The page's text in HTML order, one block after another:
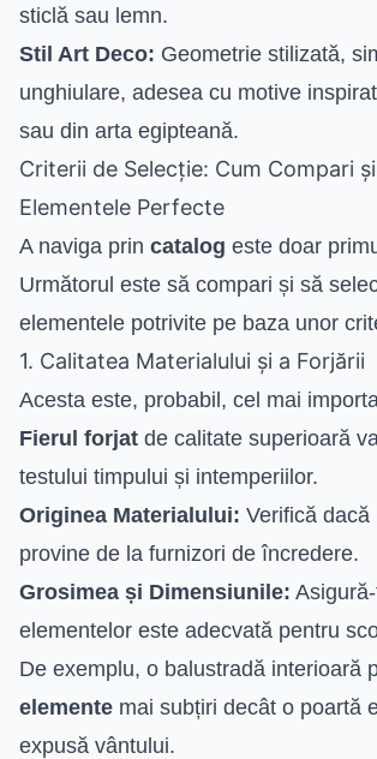
sticlă sau lemn.
Stil Art Deco: Geometrie stilizată,
unghiulare, adesea cu motive
sau din arta egipteană.
Criterii de Selecție: Cum Compari
Elementele Perfecte
A naviga prin catalog este doar
Următorul este să compari și să
elementele potrivite pe baza unor
1. Calitatea Materialului și a Forjării
Acesta este, probabil, cel mai
Fierul forjat de calitate superioară
testului timpului și intemperiilor.
Originea Materialului: Verifică dacă
provine de la furnizori de încredere.
Grosimea și Dimensiunile:
elementelor este adecvată pentru
De exemplu, o balustradă interioară
elemente mai subțiri decât o poartă
expusă vântului.